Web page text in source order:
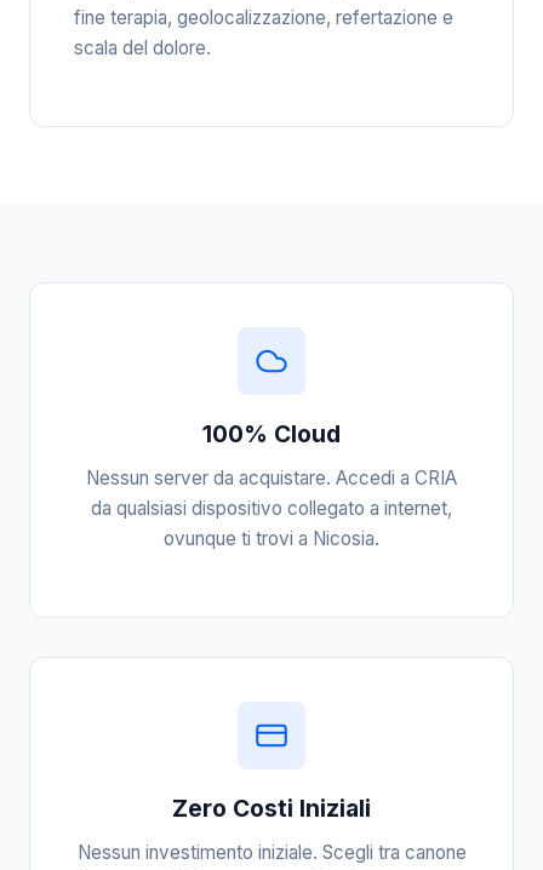
fine terapia, geolocalizzazione, refertazione e
scala del dolore.
100% Cloud
Nessun server da acquistare. Accedi a CRIA
da qualsiasi dispositivo collegato a internet,
ovunque ti trovi a Nicosia.
Zero Costi Iniziali
Nessun investimento iniziale. Scegli tra canone